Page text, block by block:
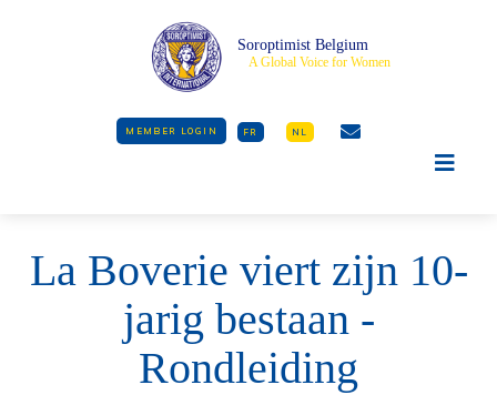
Soroptimist Belgium
A Global Voice for Women
MEMBER LOGIN FR NL
La Boverie viert zijn 10-
jarig bestaan -
Rondleiding